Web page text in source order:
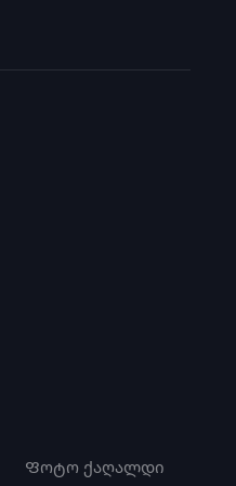
რათა შენი
მისაღებად
რომ ის
წერილის, ტონერის
ხარჯებს. თერმო
პრინციპით:
ზემოქმედებით. ეს
არ მოხდეს წერილის
Ფოტო ქაღალდი